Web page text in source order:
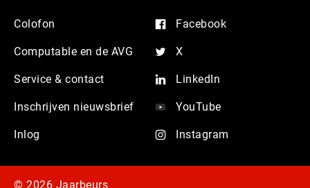
Colofon
Computable en de AVG
Service & contact
Inschrijven nieuwsbrief
Inlog
Facebook
X
LinkedIn
YouTube
Instagram
© 2026 Jaarbeurs